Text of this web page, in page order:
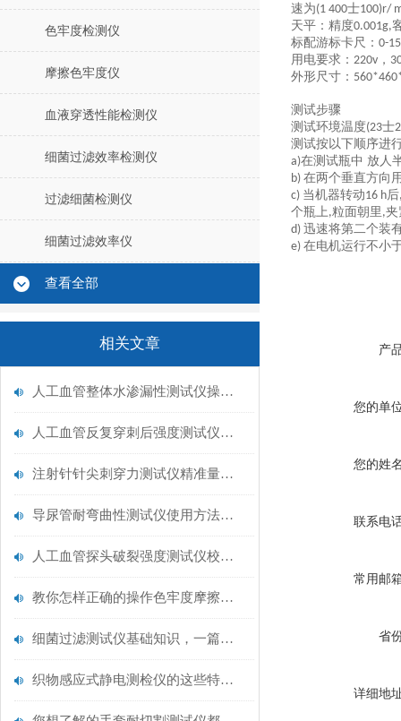
色牢度检测仪
摩擦色牢度仪
血液穿透性能检测仪
细菌过滤效率检测仪
过滤细菌检测仪
细菌过滤效率仪
查看全部
相关文章
人工血管整体水渗漏性测试仪操作中最容易出错的步骤
人工血管反复穿刺后强度测试仪是什么？透析患者的“生命管“质量靠它把关！
注射针针尖刺穿力测试仪精准量化针尖锋利度，构筑临床安全防线
导尿管耐弯曲性测试仪使用方法与操作规范
人工血管探头破裂强度测试仪校准规范：精准赋能医疗安全的技术基准
教你怎样正确的操作色牢度摩擦测试机
细菌过滤测试仪基础知识，一篇搞定
织物感应式静电测检仪的这些特点很少有人都知道
速为(1 400士100)r/
天平：精度0.001g,
标配游标卡尺： 0-
用电要求： 220v ，
外形尺寸：
测试步骤
测试环境温度(23士
测试按以下顺序进
a)在测试瓶中 放人
b) 在两个垂直方向
c) 当机器转动16 h后
个瓶上,粒面朝里 ,夹
d) 迅速将第二个装
e) 在电机运行不小
产
您的单
您的姓
联系电
常用邮
省
详细地